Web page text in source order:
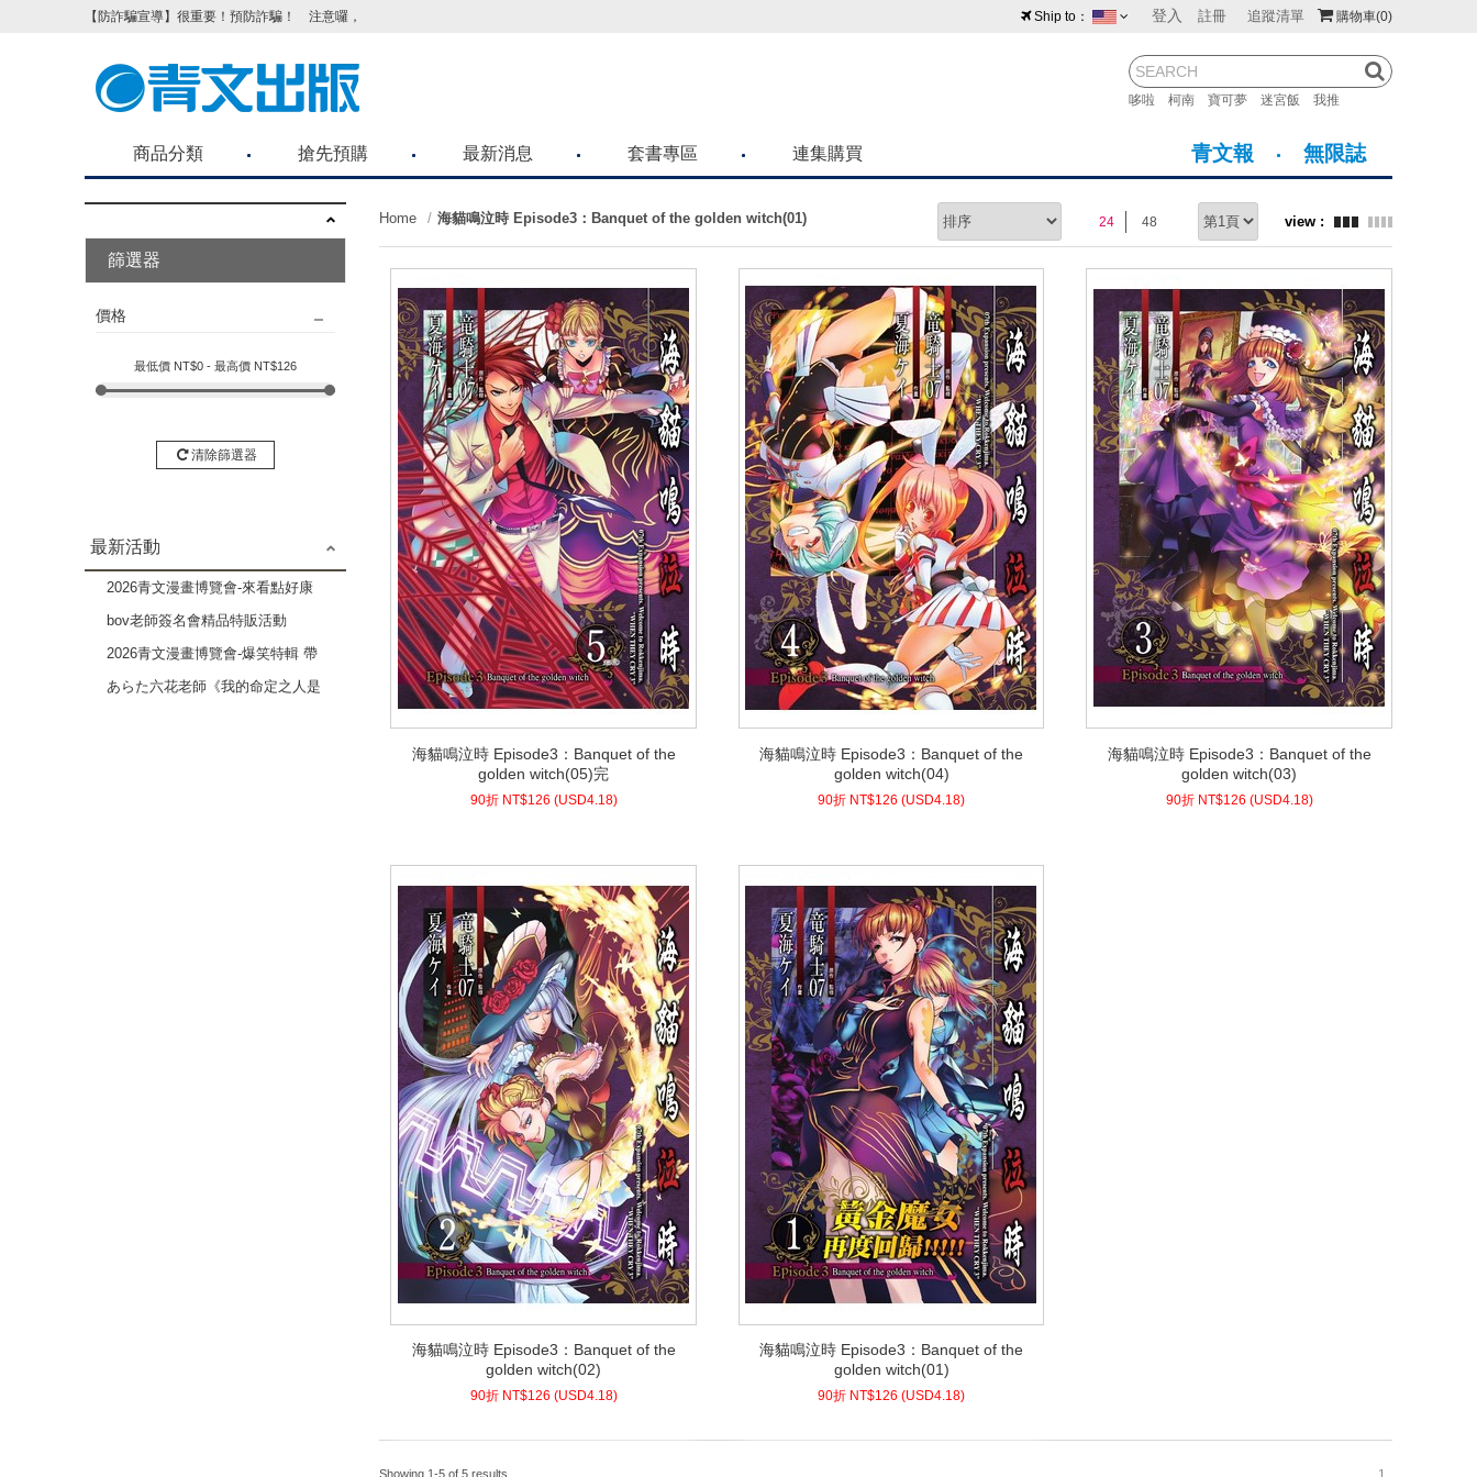
購物車(0)
登入 註冊 追蹤清單
哆啦 柯南 寶可夢 迷宮飯 我推
Ship to：
紐西蘭 馬來西亞
韓國
【防詐騙宣導】很重要！預防詐騙！ 注意囉，不要被騙了！請各位喜歡青文購物網的朋友們，提高警覺！
商品分類 搶先預購 最新消息 套書專區 連集購買 青文報 無限誌
篩選器
價格
最低價 NT$0 - 最高價 NT$126
清除篩選器
最新活動
2026青文漫畫博覽會-來看點好康
的吧 成人漫畫作品特輯-2本79折
bov老師簽名會精品特販活動
2026青文漫畫博覽會-爆笑特輯 帶
給你歡樂療癒的時光-3本82折
あらた六花老師《我的命定之人是
Home 海貓鳴泣時 Episode3：Banquet of the golden witch(01) 24 48
海貓鳴泣時 Episode3：Banquet of the
golden witch(05)完
90折 NT$126 (USD4.18)
golden witch(05)完
90折 NT$
126 (
USD
4.18)
海貓鳴泣時 Episode3：Banquet of the
golden witch(04)
90折 NT$126 (USD4.18)
golden witch(04)
90折 NT$
126 (
USD
4.18)
海貓鳴泣時 Episode3：Banquet of the
golden witch(03)
90折 NT$126 (USD4.18)
golden witch(03)
90折 NT$
126 (
USD
4.18)
海貓鳴泣時 Episode3：Banquet of the
golden witch(02)
90折 NT$126 (USD4.18)
golden witch(02)
90折 NT$
126 (
USD
4.18)
海貓鳴泣時 Episode3：Banquet of the
golden witch(01)
90折 NT$126 (USD4.18)
golden witch(01)
90折 NT$
126 (
USD
4.18)
Showing 1-5 of 5 results